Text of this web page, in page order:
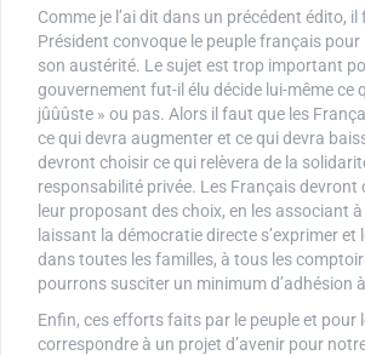
Comme je l’ai dit dans un précédent édito, il
Président convoque le peuple français pour
son austérité. Le sujet est trop important
gouvernement fut-il élu décide lui-même ce
jûûûste » ou pas. Alors il faut que les
ce qui devra augmenter et ce qui devra
devront choisir ce qui relèvera de la
responsabilité privée. Les Français devront
leur proposant des choix, en les associant
laissant la démocratie directe s’exprimer et
dans toutes les familles, à tous les
pourrons susciter un minimum d’adhésion
Enfin, ces efforts faits par le peuple et pour
correspondre à un projet d’avenir pour